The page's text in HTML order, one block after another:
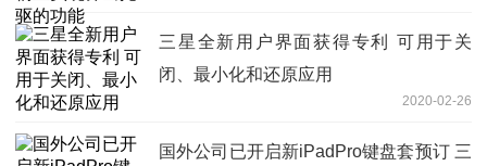
三星全新用户界面获得专利 可用于关
闭、最小化和还原应用
2020-02-26
国外公司已开启新iPadPro键盘套预订 三